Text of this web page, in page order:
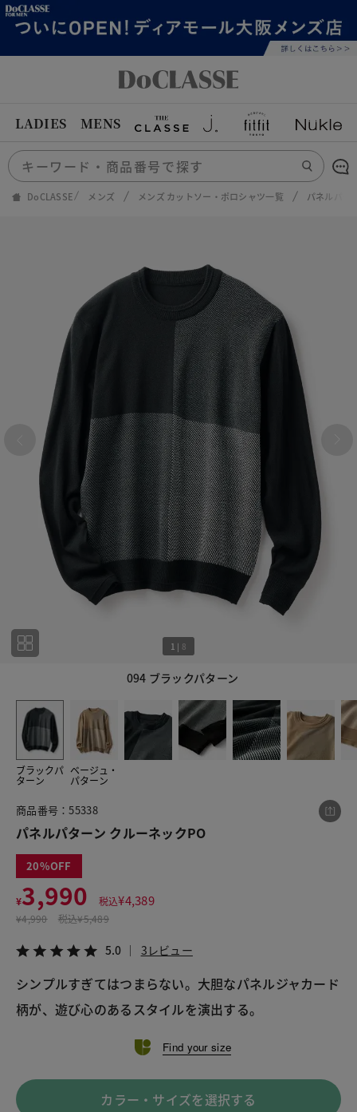
LADIES MENS
DoCLASSE メンズ メンズ カットソー・ポロシャツ一覧 パネルパタ
094 ブラックパターン
1 | 8
ブラックパ
ターン
ベージュ・
パターン
8
商品番号：55338
パネルパターン クルーネックPO
20
¥3,990 税込¥4,389
¥4,990 税込¥5,489
5.0 3レビュー
シンプルすぎてはつまらない。大胆なパネルジャカード
柄が、遊び心のあるスタイルを演出する。
Find your size
カラー・サイズを選択する
この商品をシェアする
パネルパターン クルーネックPO
¥3,990 税込¥4,389
LINE X